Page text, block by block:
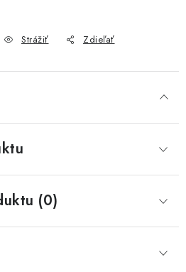
Strážiť Zdieľať
(0)